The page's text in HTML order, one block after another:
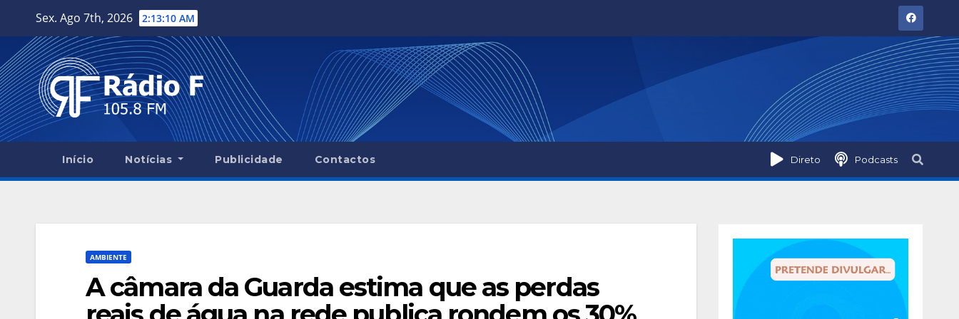
content
Sex. Ago 7th, 2026 2:13:11 AM
Direto Podcasts
Início Notícias Publicidade Contactos
AMBIENTE
A câmara da Guarda estima que as perdas